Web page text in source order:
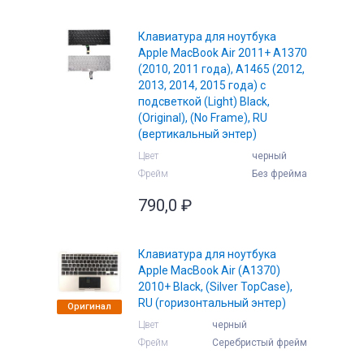
Клавиатура для ноутбука
Apple MacBook Air 2011+ A1370
(2010, 2011 года), A1465 (2012,
2013, 2014, 2015 года) с
подсветкой (Light) Black,
(Original), (No Frame), RU
(вертикальный энтер)
Цвет
черный
Фрейм
Без фрейма
790,0 ₽
Оригинал
Клавиатура для ноутбука
Apple MacBook Air (A1370)
2010+ Black, (Silver TopCase),
RU (горизонтальный энтер)
Цвет
черный
Фрейм
Серебристый фрейм